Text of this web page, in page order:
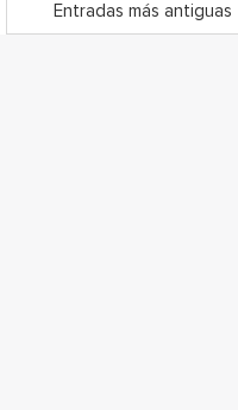
Entradas más antiguas